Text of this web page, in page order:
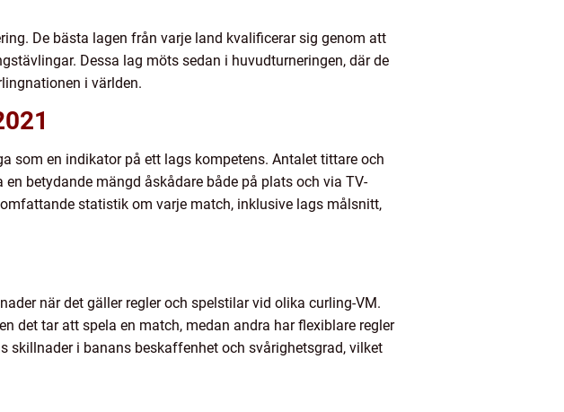
De bästa lagen från varje land kvalificerar sig genom att
Dessa lag möts sedan i huvudturneringen, där de
i världen.
som en indikator på ett lags kompetens. Antalet tittare och
betydande mängd åskådare både på plats och via TV-
statistik om varje match, inklusive lags målsnitt,
när det gäller regler och spelstilar vid olika curling-VM.
det tar att spela en match, medan andra har flexiblare regler
skillnader i banans beskaffenhet och svårighetsgrad, vilket